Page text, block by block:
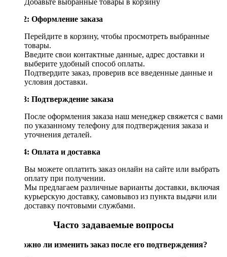
Шаг 2: Оформление заказа
Перейдите в корзину, чтобы просмотреть выбранные
товары.
Введите свои контактные данные, адрес доставки и
выберите удобный способ оплаты.
Подтвердите заказ, проверив все введенные данные и
условия доставки.
Шаг 3: Подтверждение заказа
После оформления заказа наш менеджер свяжется с вами
по указанному телефону для подтверждения заказа и
уточнения деталей.
Шаг 4: Оплата и доставка
Вы можете оплатить заказ онлайн на сайте или выбрать
оплату при получении.
Мы предлагаем различные варианты доставки, включая
курьерскую доставку, самовывоз из пункта выдачи или
доставку почтовыми службами.
Часто задаваемые вопросы
Возможно ли изменить заказ после его подтверждения?